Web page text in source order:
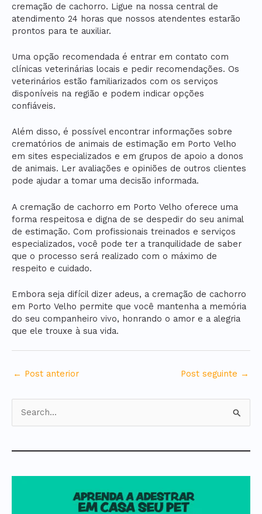
cremação de cachorro. Ligue na nossa central de
atendimento 24 horas que nossos atendentes estarão
prontos para te auxiliar.
Uma opção recomendada é entrar em contato com
clínicas veterinárias locais e pedir recomendações. Os
veterinários estão familiarizados com os serviços
disponíveis na região e podem indicar opções
confiáveis.
Além disso, é possível encontrar informações sobre
crematórios de animais de estimação em Porto Velho
em sites especializados e em grupos de apoio a donos
de animais. Ler avaliações e opiniões de outros clientes
pode ajudar a tomar uma decisão informada.
A cremação de cachorro em Porto Velho oferece uma
forma respeitosa e digna de se despedir do seu animal
de estimação. Com profissionais treinados e serviços
especializados, você pode ter a tranquilidade de saber
que o processo será realizado com o máximo de
respeito e cuidado.
Embora seja difícil dizer adeus, a cremação de cachorro
em Porto Velho permite que você mantenha a memória
do seu companheiro vivo, honrando o amor e a alegria
que ele trouxe à sua vida.
← Post anterior Post seguinte →
s